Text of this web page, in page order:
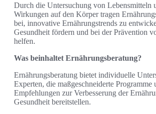
Durch die Untersuchung von Lebensmitteln
Wirkungen auf den Körper tragen
bei, innovative Ernährungstrends zu
Gesundheit fördern und bei der Prävention
helfen.
Was beinhaltet Ernährungsberatung?
Ernährungsberatung bietet individuelle
Experten, die maßgeschneiderte Programme
Empfehlungen zur Verbesserung der
Gesundheit bereitstellen.